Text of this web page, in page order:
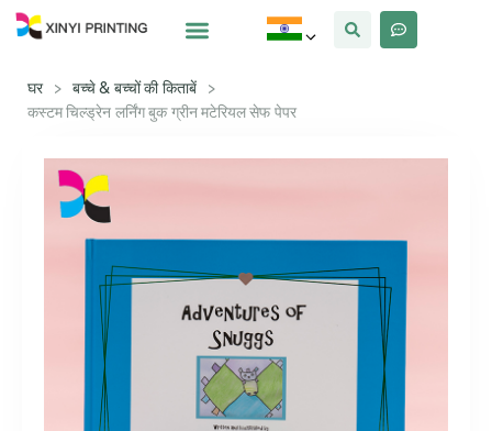
घर > बच्चे & बच्चों की किताबें
>
कस्टम चिल्ड्रेन लर्निंग बुक ग्रीन मटेरियल सेफ पेपर